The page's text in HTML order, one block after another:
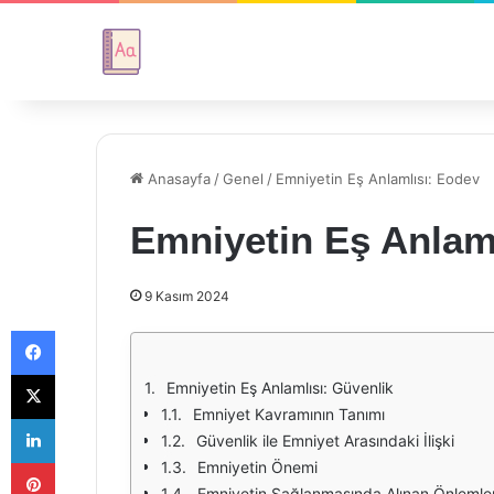
Anasayfa /Genel / Emniyetin Eş Anlamlısı: Eodev
Emniyetin Eş
9 Kasım 2024
Emniyetin Eş Anlamlısı: Güvenlik
Emniyet Kavramının Tanımı
Güvenlik ile Emniyet Arasındaki İlişki
Emniyetin Önemi
Facebook
X
LinkedIn
Pinterest